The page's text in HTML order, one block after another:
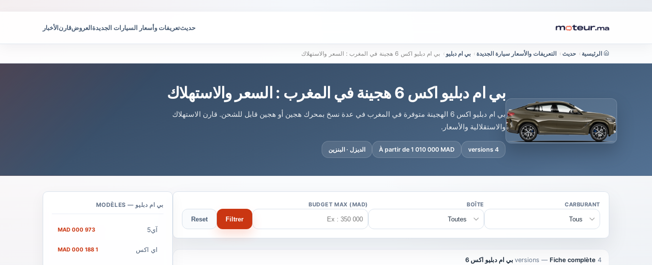
حديثتعريفات وأسعار السيارات الجديدةالعروضقارنالأخبار
الرئيسية › حديث › التعريفات والأسعار سيارة الجديدة › بي ام دبليو › بي ام دبليو اكس 6 هجينة في المغرب : السعر والاستهلاك
بي ام دبليو اكس 6 هجينة في المغرب : السعر والاستهلاك
بي ام دبليو اكس 6 الهجينة متوفرة في المغرب في عدة نسخ بمحرك هجين أو هجين قابل للشحن. قارن الاستهلاك
والاستقلالية والأسعار.
4 versions
À partir de 1 010 000 MAD الديزل · البنزين
CARBURANT
BOÎTE
BUDGET MAX (MAD)
Filtrer
Reset
4 versions
— Fiche complète بي ام دبليو اكس 6
بي ام دبليو — MODÈLES
آي5 973 000 MAD
اي اكس 1 188 000 MAD